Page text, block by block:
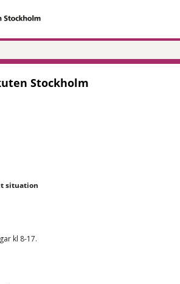
Stockholm
situation
kl 8-17.